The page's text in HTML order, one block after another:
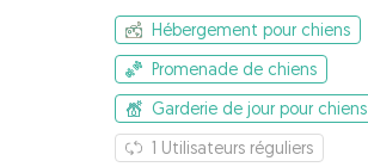
Hébergement pour chiens
Promenade de chiens
Garderie de jour pour chiens
1 Utilisateurs réguliers